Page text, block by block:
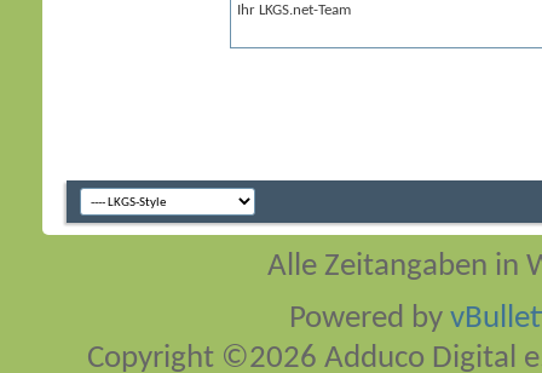
Ihr LKGS.net-Team
Alle Zeitangaben in
Powered by
Copyright ©2026 Adduco Digital